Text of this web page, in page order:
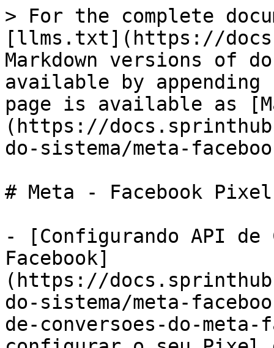
> For the complete
[llms.txt](https://
Markdown versions of
available by
page is available as
(https://
do-sistema/meta-
# Meta - Facebook Pixel
- [Configurando API de
Facebook]
(https://
do-sistema/meta-
de-conversoes-do-meta-